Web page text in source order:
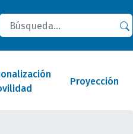
Proyección